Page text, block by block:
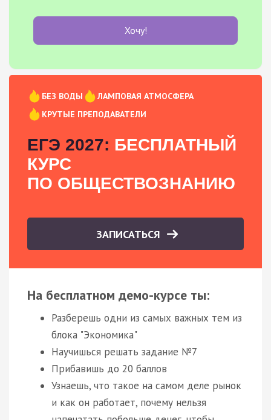
Хочу!
БЕЗ ВОДЫ
ЛАМПОВАЯ АТМОСФЕРА
КРУТЫЕ ПРЕПОДАВАТЕЛИ
ЕГЭ 2027: БЕСПЛАТНЫЙ
КУРС
ПО ОБЩЕСТВОЗНАНИЮ
ЗАПИСАТЬСЯ
На бесплатном демо-курсе ты:
Разберешь одни из самых важных тем из
блока "Экономика"
Научишься решать задание №7
Прибавишь до 20 баллов
Узнаешь, что такое на самом деле рынок
и как он работает, почему нельзя